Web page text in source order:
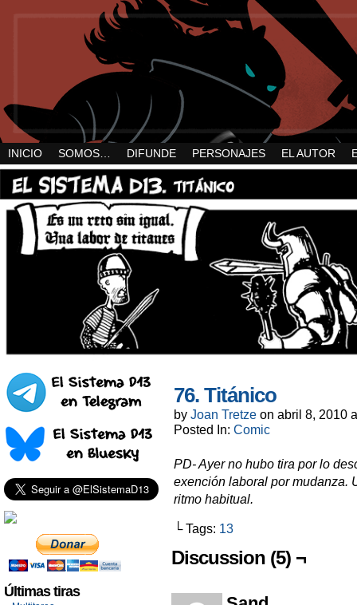
INICIO SOMOS… DIFUNDE PERSONAJES EL AUTOR
Últimas tiras
76. Titánico
by Joan Tretze on abril 8, 2010
Posted In: Comic
PD- Ayer no hubo tira por lo
exención laboral por mudanza.
ritmo habitual.
└ Tags: 13
Discussion (5) ¬